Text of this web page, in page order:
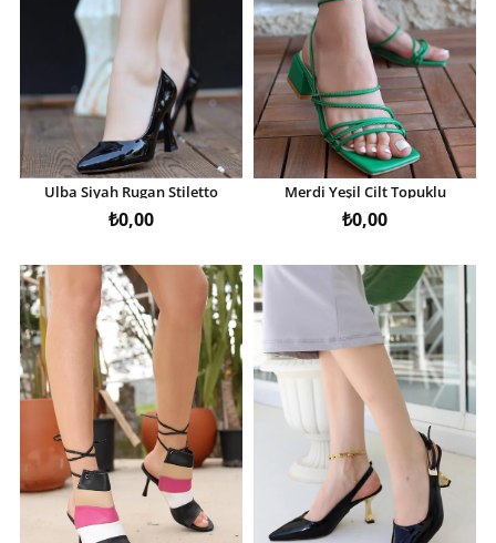
Ulba Siyah Rugan Stiletto
Ayakkabı
₺0,00
Merdi Yeşil Cilt Topuklu
Ayakkabı
₺0,00